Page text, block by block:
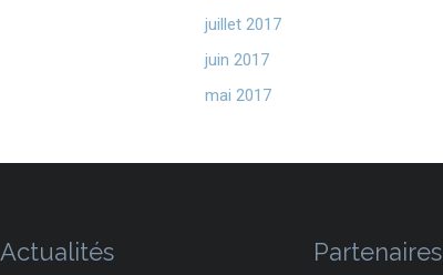
juillet 2017
juin 2017
mai 2017
Actualités Partenaires